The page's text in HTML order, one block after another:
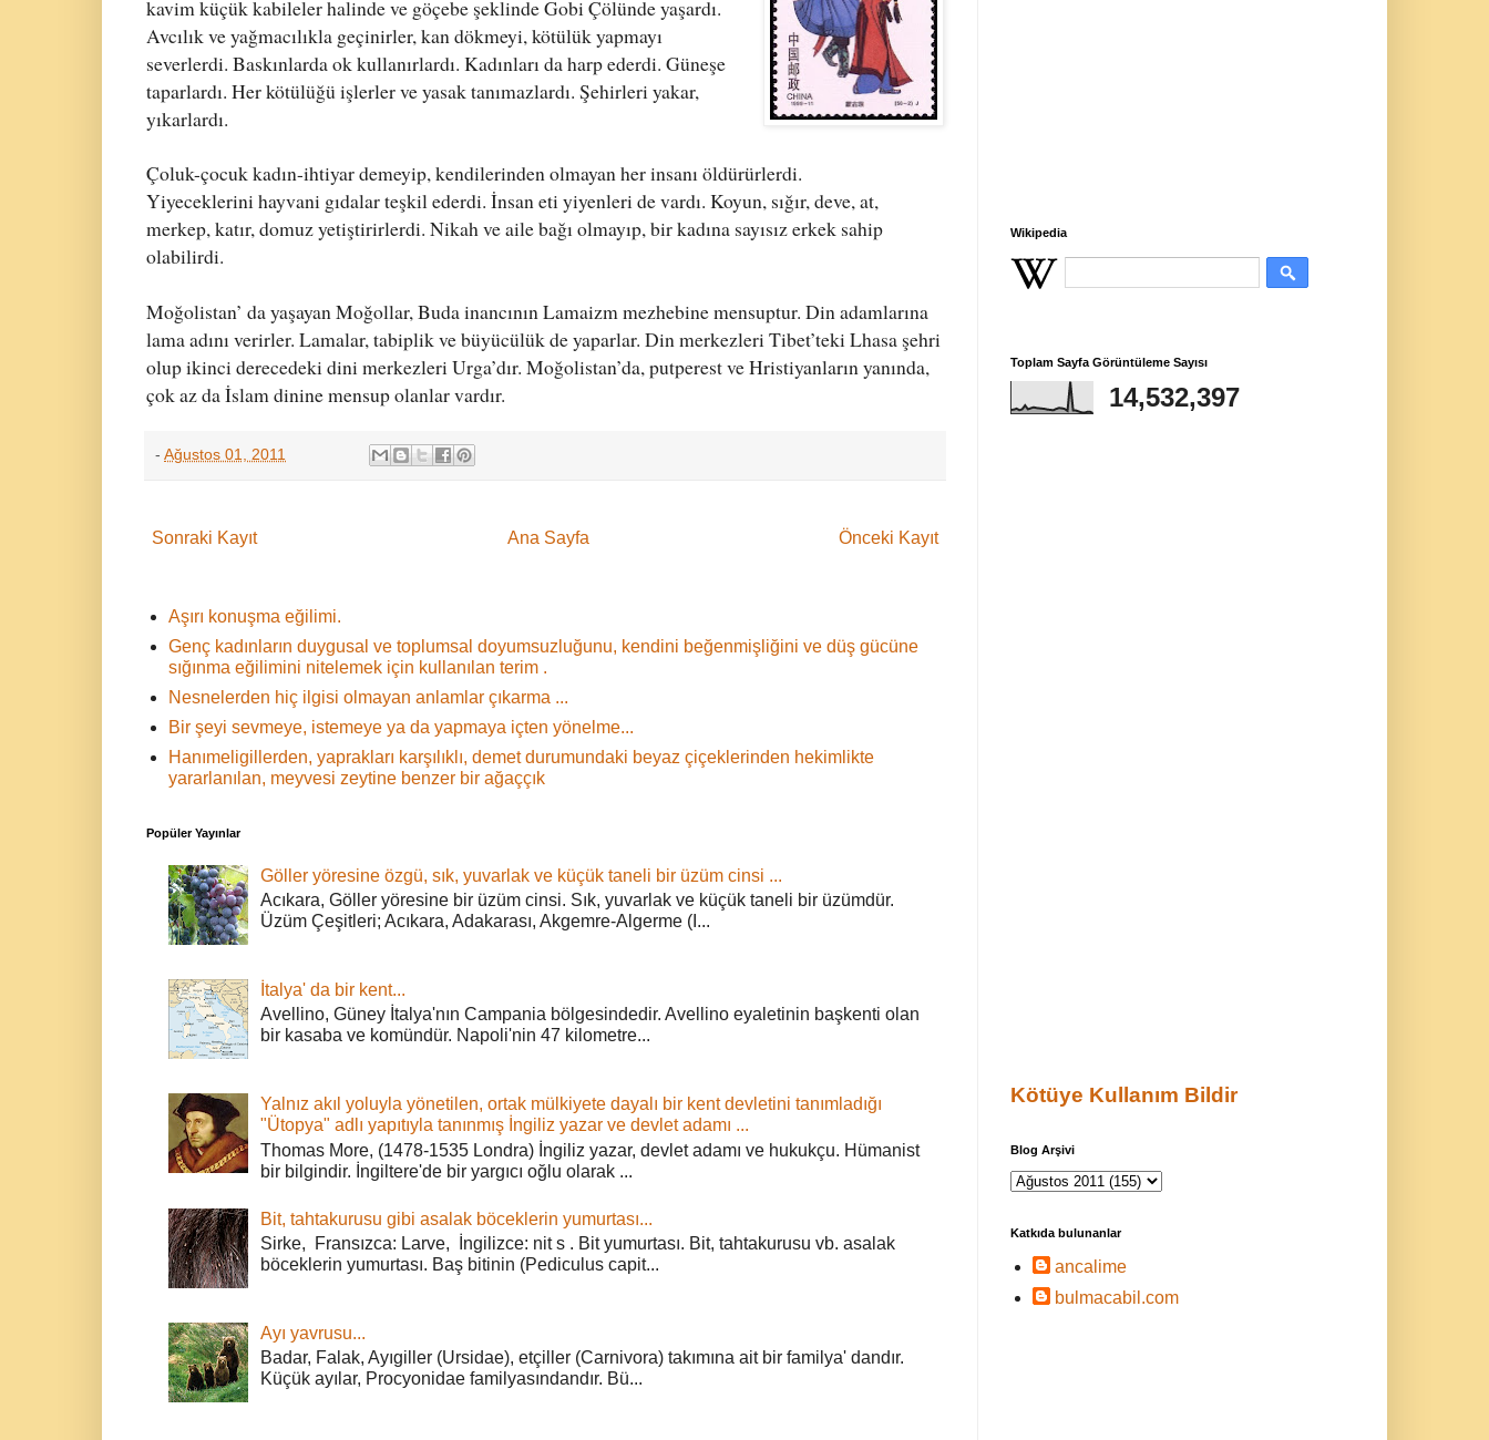
kavim küçük kabileler halinde ve göçebe şeklinde Gobi Çölünde yaşardı.
Avcılık ve yağmacılıkla geçinirler, kan dökmeyi, kötülük yapmayı
severlerdi. Baskınlarda ok kullanırlardı. Kadınları da harp ederdi. Güneşe
taparlardı. Her kötülüğü işlerler ve yasak tanımazlardı. Şehirleri yakar,
yıkarlardı.
Çoluk-çocuk kadın-ihtiyar demeyip, kendilerinden olmayan her insanı öldürürlerdi.
Yiyeceklerini hayvani gıdalar teşkil ederdi. İnsan eti yiyenleri de vardı. Koyun, sığır, deve, at,
merkep, katır, domuz yetiştirirlerdi. Nikah ve aile bağı olmayıp, bir kadına sayısız erkek sahip
olabilirdi.
Moğolistan’ da yaşayan Moğollar, Buda inancının Lamaizm mezhebine mensuptur. Din adamlarına
lama adını verirler. Lamalar, tabiplik ve büyücülük de yaparlar. Din merkezleri Tibet’teki Lhasa şehri
olup ikinci derecedeki dini merkezleri Urga’dır. Moğolistan’da, putperest ve Hristiyanların yanında,
çok az da İslam dinine mensup olanlar vardır.
- Ağustos 01, 2011
Sonraki Kayıt Önceki Kayıt
Ana Sayfa
Aşırı konuşma eğilimi.
Genç kadınların duygusal ve toplumsal doyumsuzluğunu, kendini beğenmişliğini ve düş gücüne
sığınma eğilimini nitelemek için kullanılan terim .
Nesnelerden hiç ilgisi olmayan anlamlar çıkarma ...
Bir şeyi sevmeye, istemeye ya da yapmaya içten yönelme...
Hanımeligillerden, yaprakları karşılıklı, demet durumundaki beyaz çiçeklerinden hekimlikte
yararlanılan, meyvesi zeytine benzer bir ağaççık
Popüler Yayınlar
Göller yöresine özgü, sık, yuvarlak ve küçük taneli bir üzüm cinsi ...
Acıkara, Göller yöresine bir üzüm cinsi. Sık, yuvarlak ve küçük taneli bir üzümdür.
Üzüm Çeşitleri; Acıkara, Adakarası, Akgemre-Algerme (I...
İtalya' da bir kent...
Avellino, Güney İtalya'nın Campania bölgesindedir. Avellino eyaletinin başkenti olan
bir kasaba ve komündür. Napoli'nin 47 kilometre...
Yalnız akıl yoluyla yönetilen, ortak mülkiyete dayalı bir kent devletini tanımladığı
"Ütopya" adlı yapıtıyla tanınmış İngiliz yazar ve devlet adamı ...
Thomas More, (1478-1535 Londra) İngiliz yazar, devlet adamı ve hukukçu. Hümanist
bir bilgindir. İngiltere'de bir yargıcı oğlu olarak ...
Bit, tahtakurusu gibi asalak böceklerin yumurtası...
Sirke, Fransızca: Larve, İngilizce: nit s . Bit yumurtası. Bit, tahtakurusu vb. asalak
böceklerin yumurtası. Baş bitinin (Pediculus capit...
Ayı yavrusu...
Badar, Falak, Ayıgiller (Ursidae), etçiller (Carnivora) takımına ait bir familya' dandır.
Küçük ayılar, Procyonidae familyasındandır. Bü...
Wikipedia
Toplam Sayfa Görüntüleme Sayısı
14,532,397
Kötüye Kullanım Bildir
Blog Arşivi
Katkıda bulunanlar
ancalime
bulmacabil.com